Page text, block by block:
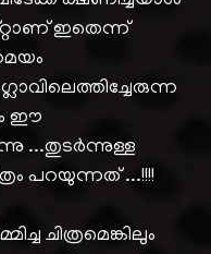
ഇതെന്ന്
ഈ
...തുടർന്നുള്ള
പറയുന്നത് ...!!!!
ചിത്രമെങ്കിലും